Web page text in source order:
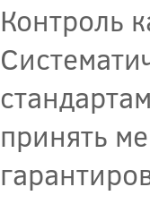
Контроль
принять